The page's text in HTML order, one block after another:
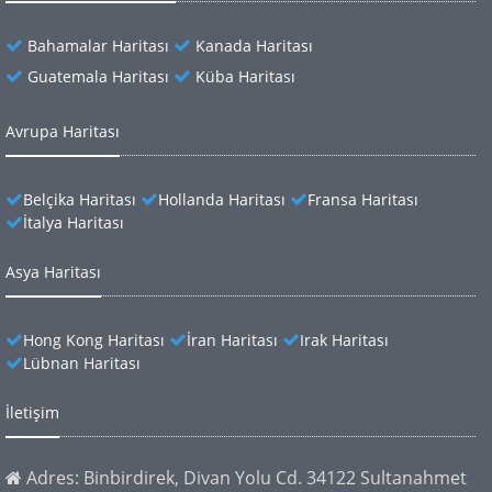
Bahamalar Haritası
Kanada Haritası
Guatemala Haritası
Küba Haritası
Avrupa Haritası
Belçika Haritası Hollanda Haritası
Fransa Haritası
İtalya Haritası
Asya Haritası
Hong Kong Haritası İran Haritası
Irak Haritası
Lübnan Haritası
İletişim
Adres: Binbirdirek, Divan Yolu Cd. 34122 Sultanahmet